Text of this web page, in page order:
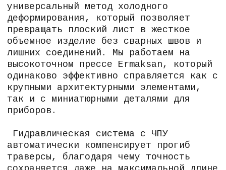
профили, оснащение
трансформаторных подстанций.
Электроника и приборостроение:
корпуса для блоков питания, стоек
телекоммуникационного
оборудования, экранирующие боксы
и шасси для радиоэлектронных
модулей.
Металлическая мебель:
столов и стульев, опоры, полки,
перегородки и декоративные
вставки.
оборудование: